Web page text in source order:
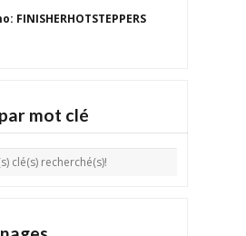
FINISHERHOTSTEPPERS
mot clé